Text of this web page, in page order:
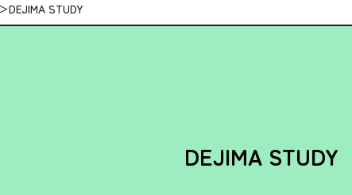
DEJIMA STUDY
DEJIMA STUDY